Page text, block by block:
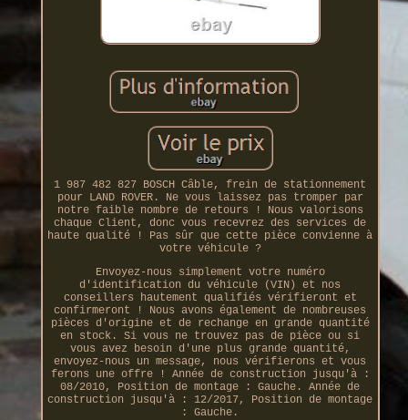
1 987 482 827 BOSCH Câble, frein de stationnement
pour LAND ROVER. Ne vous laissez pas tromper par
notre faible nombre de retours ! Nous valorisons
chaque Client, donc vous recevrez des services de
haute qualité ! Pas sûr que cette pièce convienne à
votre véhicule ?
Envoyez-nous simplement votre numéro
d'identification du véhicule (VIN) et nos
conseillers hautement qualifiés vérifieront et
confirmeront ! Nous avons également de nombreuses
pièces d'origine et de rechange en grande quantité
en stock. Si vous ne trouvez pas de pièce ou si
vous avez besoin d'une plus grande quantité,
envoyez-nous un message, nous vérifierons et vous
ferons une offre ! Année de construction jusqu'à :
08/2010, Position de montage : Gauche. Année de
construction jusqu'à : 12/2017, Position de montage
: Gauche.